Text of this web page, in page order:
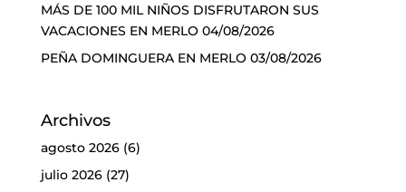
MÁS DE 100 MIL NIÑOS DISFRUTARON SUS
VACACIONES EN MERLO 04/08/2026
PEÑA DOMINGUERA EN MERLO 03/08/2026
Archivos
agosto 2026(6)
julio 2026(27)